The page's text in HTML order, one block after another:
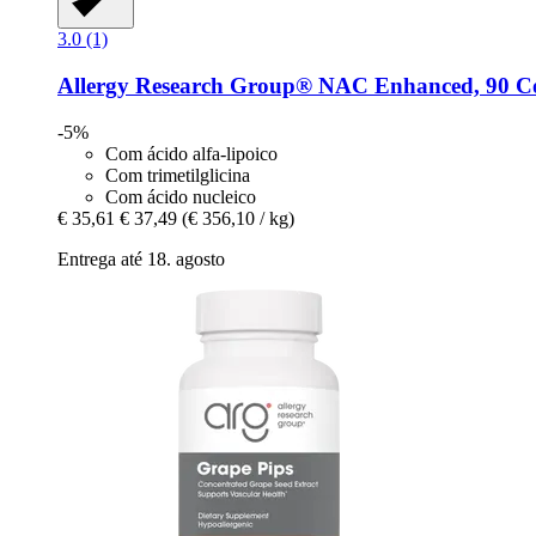
3.0 (1)
Allergy Research Group® NAC Enhanced, 90
-5%
Com ácido alfa-lipoico
Com trimetilglicina
Com ácido nucleico
€ 35,61 € 37,49 (€ 356,10 / kg)
Entrega até 18. agosto